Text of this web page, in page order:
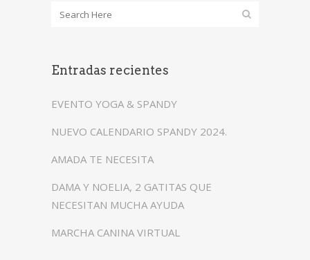
Entradas recientes
EVENTO YOGA & SPANDY
NUEVO CALENDARIO SPANDY 2024.
AMADA TE NECESITA
DAMA Y NOELIA, 2 GATITAS QUE
NECESITAN MUCHA AYUDA
MARCHA CANINA VIRTUAL